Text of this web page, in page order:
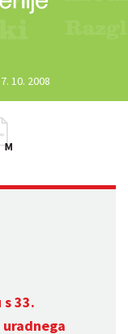
10. 2008
33.